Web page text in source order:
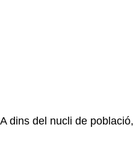
dins del nucli de població,